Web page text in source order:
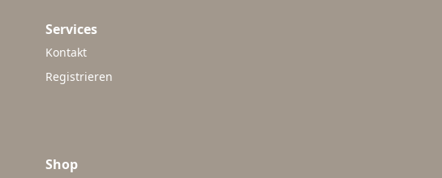
Services
Kontakt
Registrieren
Shop